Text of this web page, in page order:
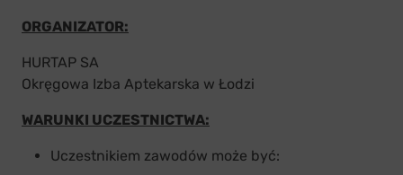
ORGANIZATOR:
HURTAP SA
Okręgowa Izba Aptekarska w Łodzi
WARUNKI UCZESTNICTWA:
Uczestnikiem zawodów może być: